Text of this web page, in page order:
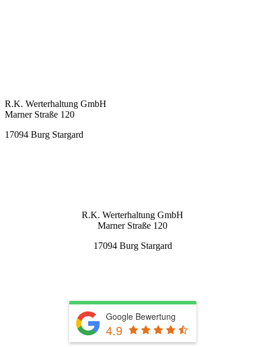
R.K. Werterhaltung GmbH
Marner Straße 120
17094 Burg Stargard
R.K. Werterhaltung GmbH
Marner Straße 120
17094 Burg Stargard
Google Bewertung
4.9